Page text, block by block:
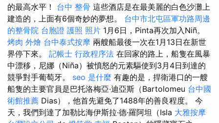
的最高水平！ 台中 整骨 這些酒店是在最美麗的白色沙灘上
建造的，上面有6個奇妙的夢想。 台中市北屯區軍功路周邊
的整骨院 台胞證 護照 照片 1月6日，Pinta再次加入Niñ。
烤肉 外燴 台中泰式按摩 兩艘船最後一次在1月13日在新世
界停下來。 記帳士 行政程序法 在回家的路上，船隻在風暴
中漂移，尼娜（Niña）被憤怒的元素驅使到3月4日到達的
競爭對手葡萄牙。 seo 是什麼 有趣的是，捍衛港口的一艘
船隻的主要官員是巴托洛梅亞·迪亞斯（Bartolomeu 台中國
術館推薦 Dias），他首先避免了1488年的善良程度。 今
天，我們到達了加勒比海伊斯拉·德·羅阿坦（Isla 大雅按摩